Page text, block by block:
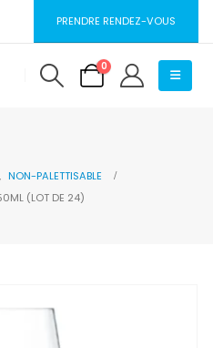
PRENDRE RENDEZ-VOUS
0
, NON-PALETTISABLE
(LOT DE 24)